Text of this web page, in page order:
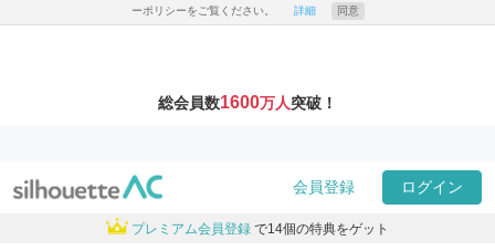
ーポリシーをご覧ください。 詳細 同意
総会員数1600万人突破！
会員登録 ログイン
プレミアム会員登録 で14個の特典をゲット